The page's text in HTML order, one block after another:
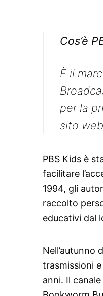
Cos’è
È il
per la
sito
PBS Kids è
facilitare
1994, gli
raccolto
educativi dal
Nell’autunno
trasmissioni
anni. Il